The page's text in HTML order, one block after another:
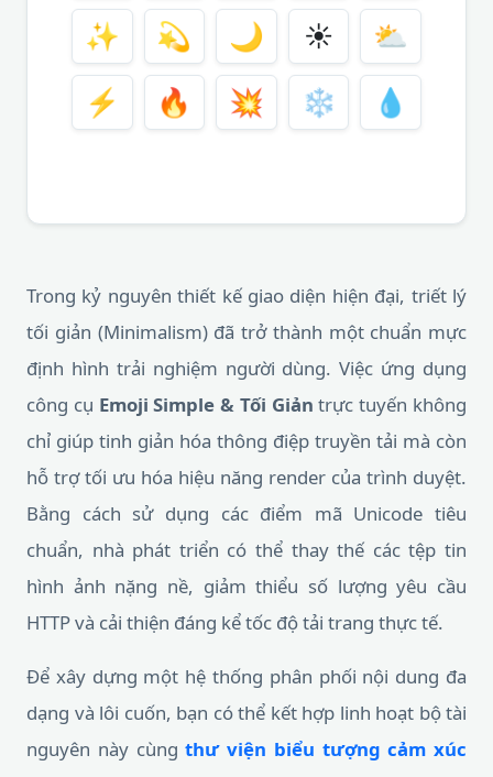
✨
💫 🌙 ☀️
⛅
⚡
🔥 💥 ❄️ 💧
Trong kỷ nguyên thiết kế giao diện hiện đại, triết lý
tối giản (Minimalism) đã trở thành một chuẩn mực
định hình trải nghiệm người dùng. Việc ứng dụng
công cụ Emoji Simple & Tối Giản trực tuyến không
chỉ giúp tinh giản hóa thông điệp truyền tải mà còn
hỗ trợ tối ưu hóa hiệu năng render của trình duyệt.
Bằng cách sử dụng các điểm mã Unicode tiêu
chuẩn, nhà phát triển có thể thay thế các tệp tin
hình ảnh nặng nề, giảm thiểu số lượng yêu cầu
HTTP và cải thiện đáng kể tốc độ tải trang thực tế.
Để xây dựng một hệ thống phân phối nội dung đa
dạng và lôi cuốn, bạn có thể kết hợp linh hoạt bộ tài
nguyên này cùngthư viện biểu tượng cảm xúc